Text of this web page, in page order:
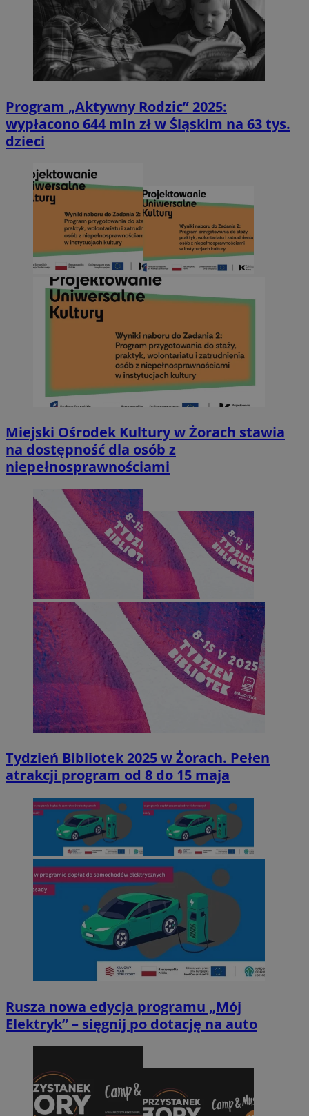
Program „Aktywny Rodzic” 2025:
wypłacono 644 mln zł w Śląskim na 63 tys.
dzieci
Miejski Ośrodek Kultury w Żorach stawia
na dostępność dla osób z
niepełnosprawnościami
Tydzień Bibliotek 2025 w Żorach. Pełen
atrakcji program od 8 do 15 maja
Rusza nowa edycja programu „Mój
Elektryk” – sięgnij po dotację na auto